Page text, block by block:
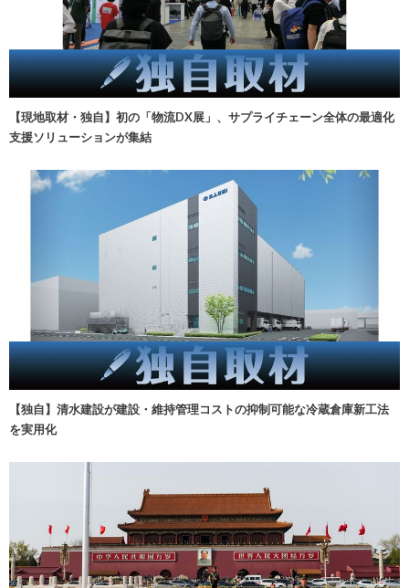
【現地取材・独自】初の「物流DX展」、サプライチェーン全体の最適化
支援ソリューションが集結
【独自】清水建設が建設・維持管理コストの抑制可能な冷蔵倉庫新工法
を実用化